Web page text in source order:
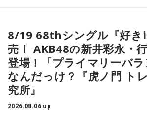
10.TanTan
＜かつしかトリオライブ情報＞
『かつしかトリオ COBALT EXPRESS
10月24日（土）@東京 かつしかシンフォ
10月31日（土）@福岡 福岡市民ホール 中
10/11(日) 出演
Arche / Ayllton / 青いガーネット /
Akyk / あすなろ白昼夢 / Absolute area /
UNFAIR RULE / Iga Nana / ISHIGURE /
irienchy / インナージャーニー /
UEBO / Wash My Friday / ウルトラ寿司
10/10(土) 出演
AARON / IRIS MONDO / 赤いくらげ / Aki
荒巻勇仁 / アンと私 / anewhite / EVE OF
にほへと / weak.butterfly / EMNW / 大宮
海斗 / オハ / omeme tenten /
「プライマリーバランス」の基礎知識か
え方、今の日本が置かれている状況、高
国の将来を左右する指標についてわかり
か、食品の消費税1％になった場合、収支
のか？ についても詳しく検証します。
"てんてん" はこれらの重要な課題につい
8/19 68thシングル『好き
売！ AKB48の新井彩永・
登場！「プライマリーバ
なんだっけ？『虎ノ門 ト
究所』
2026.08.06 up